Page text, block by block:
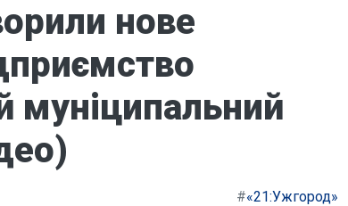
нове
муніципальний
#«21:Ужгород»